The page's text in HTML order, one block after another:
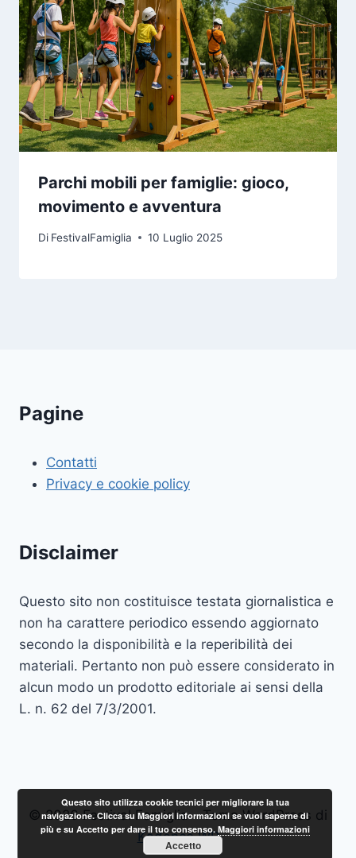
Parchi mobili per famiglie: gioco,
movimento e avventura
Di FestivalFamiglia 10 Luglio 2025
Pagine
Contatti
Privacy e cookie policy
Disclaimer
Questo sito non costituisce testata giornalistica e
non ha carattere periodico essendo aggiornato
secondo la disponibilità e la reperibilità dei
materiali. Pertanto non può essere considerato in
alcun modo un prodotto editoriale ai sensi della
L. n. 62 del 7/3/2001.
© 2026 Festival Famiglia - Tema WordPress di
Kadence WP
Questo sito utilizza cookie tecnici per migliorare la tua
navigazione. Clicca su Maggiori informazioni se vuoi saperne di
più e su Accetto per dare il tuo consenso.Maggiori informazioni
Accetto